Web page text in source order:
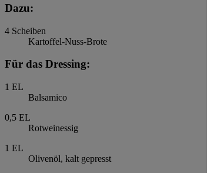
Dazu:
4 Scheiben
Kartoffel-Nuss-Brote
Für das Dressing:
1 EL
Balsamico
0,5 EL
Rotweinessig
1 EL
Olivenöl, kalt gepresst